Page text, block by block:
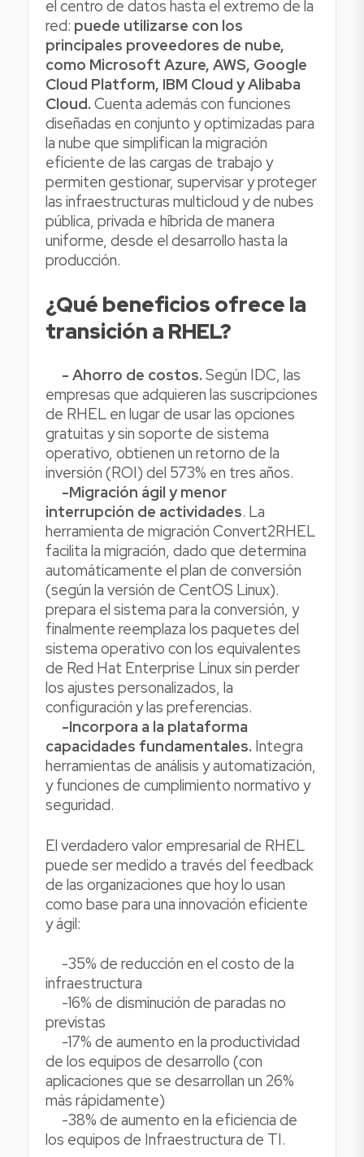
el centro de datos hasta el extremo de la
red: puede utilizarse con los
principales proveedores de nube,
como Microsoft Azure, AWS, Google
Cloud Platform, IBM Cloud y Alibaba
Cloud. Cuenta además con funciones
diseñadas en conjunto y optimizadas para
la nube que simplifican la migración
eficiente de las cargas de trabajo y
permiten gestionar, supervisar y proteger
las infraestructuras multicloud y de nubes
pública, privada e híbrida de manera
uniforme, desde el desarrollo hasta la
producción.
¿Qué beneficios ofrece la
transición a RHEL?
- Ahorro de costos.Según IDC, las
empresas que adquieren las suscripciones
de RHEL en lugar de usar las opciones
gratuitas y sin soporte de sistema
operativo, obtienen un retorno de la
inversión (ROI) del 573% en tres años.
-Migración ágil y menor
interrupción de actividades. La
herramienta de migración Convert2RHEL
facilita la migración, dado que determina
automáticamente el plan de conversión
(según la versión de CentOS Linux).
prepara el sistema para la conversión, y
finalmente reemplaza los paquetes del
sistema operativo con los equivalentes
de Red Hat Enterprise Linux sin perder
los ajustes personalizados, la
configuración y las preferencias.
-Incorpora a la plataforma
capacidades fundamentales. Integra
herramientas de análisis y automatización,
y funciones de cumplimiento normativo y
seguridad.
El verdadero valor empresarial de RHEL
puede ser medido a través del feedback
de las organizaciones que hoy lo usan
como base para una innovación eficiente
y ágil:
-35% de reducción en el costo de la
infraestructura
-16% de disminución de paradas no
previstas
-17% de aumento en la productividad
de los equipos de desarrollo (con
aplicaciones que se desarrollan un 26%
más rápidamente)
-38% de aumento en la eficiencia de
los equipos de Infraestructura de TI.